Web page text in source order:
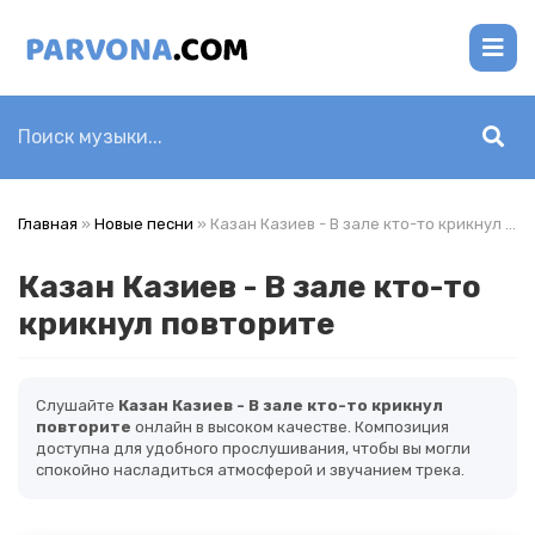
Главная » Новые песни » Казан Казиев - В зале кто-то крикнул повторите
Казан Казиев - В зале кто-то
крикнул повторите
Слушайте Казан Казиев - В зале кто-то крикнул
повторите онлайн в высоком качестве. Композиция
доступна для удобного прослушивания, чтобы вы могли
спокойно насладиться атмосферой и звучанием трека.